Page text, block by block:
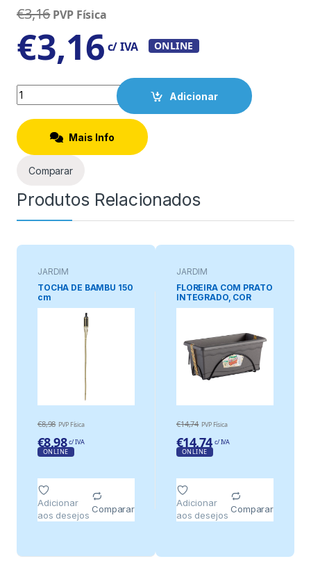
€3,16 PVP Física
€3,16 c/ IVA ONLINE
Quantity
Adicionar
Mais Info
Comparar
Produtos Relacionados
JARDIM
TOCHA DE BAMBU 150
cm
€8,98 PVP Física
€8,98 c/ IVA
ONLINE
Adicionar
aos desejos
Comparar
JARDIM
FLOREIRA COM PRATO
INTEGRADO, COR
ANTRACITE, 50 x 20
€14,74 PVP Física
€14,74 c/ IVA
ONLINE
Adicionar
aos desejos
Comparar